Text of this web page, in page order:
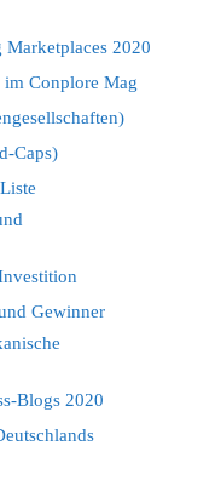
2020
im Conplore Mag
Caps)
Gewinner
Blogs 2020